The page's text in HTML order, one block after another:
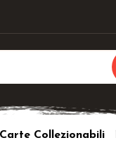
Collezionabili